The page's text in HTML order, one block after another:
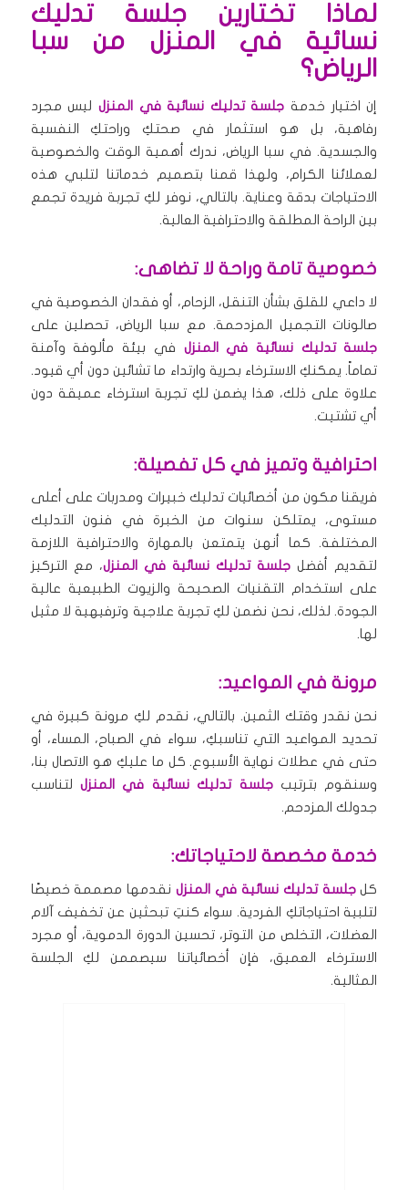
لماذا تختارين جلسة تدليك
نسائية في المنزل من سبا
الرياض؟
إن اختيار خدمة جلسة تدليك نسائية في المنزل ليس مجرد
رفاهية، بل هو استثمار في صحتكِ وراحتكِ النفسية
والجسدية. في سبا الرياض، ندرك أهمية الوقت والخصوصية
لعملائنا الكرام، ولهذا قمنا بتصميم خدماتنا لتلبي هذه
الاحتياجات بدقة وعناية. بالتالي، نوفر لكِ تجربة فريدة تجمع
بين الراحة المطلقة والاحترافية العالية.
خصوصية تامة وراحة لا تضاهى:
لا داعي للقلق بشأن التنقل، الزحام، أو فقدان الخصوصية في
صالونات التجميل المزدحمة. مع سبا الرياض، تحصلين على
جلسة تدليك نسائية في المنزل في بيئة مألوفة وآمنة
تماماً. يمكنكِ الاسترخاء بحرية وارتداء ما تشائين دون أي قيود.
علاوة على ذلك، هذا يضمن لكِ تجربة استرخاء عميقة دون
أي تشتيت.
احترافية وتميز في كل تفصيلة:
فريقنا مكون من أخصائيات تدليك خبيرات ومدربات على أعلى
مستوى، يمتلكن سنوات من الخبرة في فنون التدليك
المختلفة. كما أنهن يتمتعن بالمهارة والاحترافية اللازمة
لتقديم أفضل جلسة تدليك نسائية في المنزل، مع التركيز
على استخدام التقنيات الصحيحة والزيوت الطبيعية عالية
الجودة. لذلك، نحن نضمن لكِ تجربة علاجية وترفيهية لا مثيل
لها.
مرونة في المواعيد:
نحن نقدر وقتك الثمين. بالتالي، نقدم لكِ مرونة كبيرة في
تحديد المواعيد التي تناسبكِ، سواء في الصباح، المساء، أو
حتى في عطلات نهاية الأسبوع. كل ما عليكِ هو الاتصال بنا،
وسنقوم بترتيبجلسة تدليك نسائية في المنزللتناسب
جدولك المزدحم.
خدمة مخصصة لاحتياجاتك:
كلجلسة تدليك نسائية في المنزلنقدمها مصممة خصيصًا
لتلبية احتياجاتكِ الفردية. سواء كنتِ تبحثين عن تخفيف آلام
العضلات، التخلص من التوتر، تحسين الدورة الدموية، أو مجرد
الاسترخاء العميق، فإن أخصائياتنا سيصممن لكِ الجلسة
المثالية.